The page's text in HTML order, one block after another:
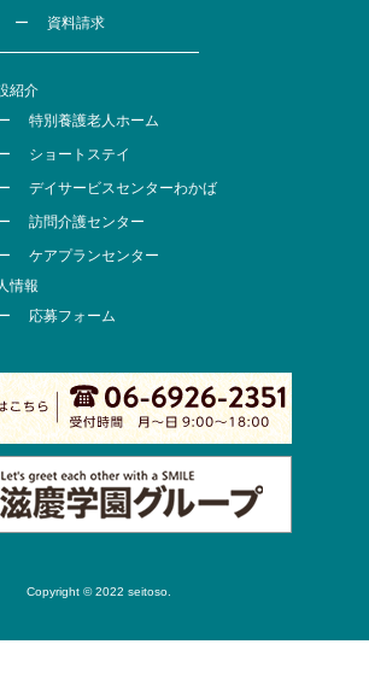
資料請求
紹介
特別養護老人ホーム
ショートステイ
デイサービスセンターわかば
訪問介護センター
ケアプランセンター
情報
応募フォーム
Copyright © 2022 seitoso.